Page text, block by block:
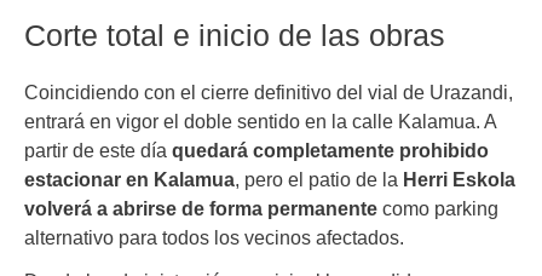
Corte total e inicio de las obras
Coincidiendo con el cierre definitivo del vial de Urazandi,
entrará en vigor el doble sentido en la calle Kalamua. A
partir de este día quedará completamente prohibido
estacionar en Kalamua, pero el patio de la Herri Eskola
volverá a abrirse de forma permanente como parking
alternativo para todos los vecinos afectados.